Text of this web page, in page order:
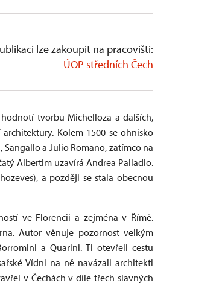
lze zakoupit na pracovišti:
ÚOP středních Čech
tvorbu Michelloza a dalších,
Kolem 1500 se ohnisko
a Julio Romano, zatímco na
Albertim uzavírá Andrea Palladio.
a později se stala obecnou
ve Florencii a zejména v Římě.
Autor věnuje pozornost velkým
a Quarini. Ti otevřeli cestu
Vídni na ně navázali architekti
v Čechách v díle třech slavných